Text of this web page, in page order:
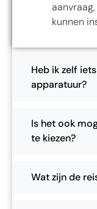
kunnen
Heb ik zelf
apparatuur?
Is het ook
te kiezen?
Wat zijn de